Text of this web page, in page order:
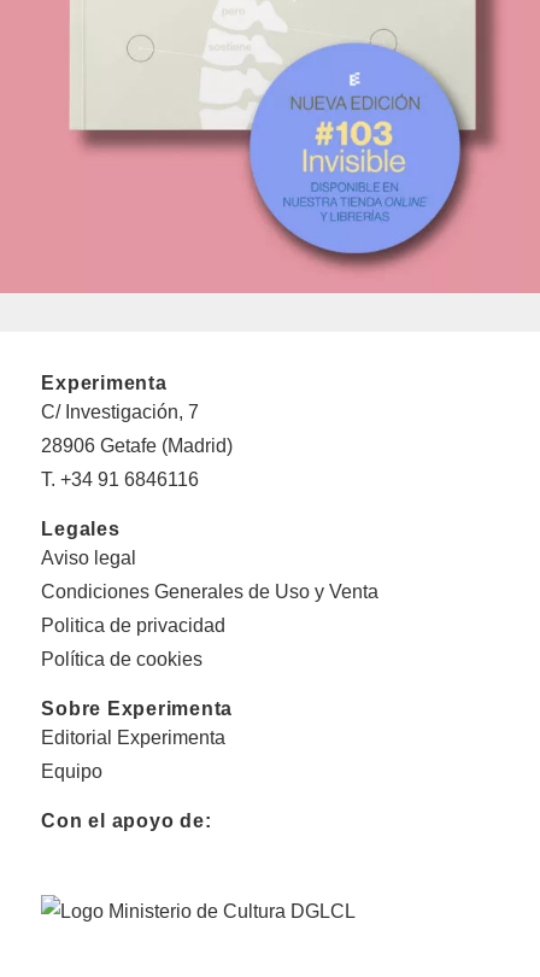
Experimenta
C/ Investigación, 7
28906 Getafe (Madrid)
T. +34 91 6846116
Legales
Aviso legal
Condiciones Generales de Uso y Venta
Politica de privacidad
Política de cookies
Sobre Experimenta
Editorial Experimenta
Equipo
Con el apoyo de: